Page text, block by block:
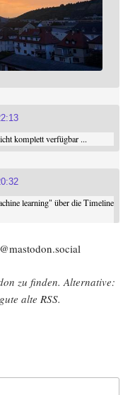
komplett verfügbar ...
learning" über die Timeline
zu fin­den. Alter­na­ti­ve:
alte RSS.